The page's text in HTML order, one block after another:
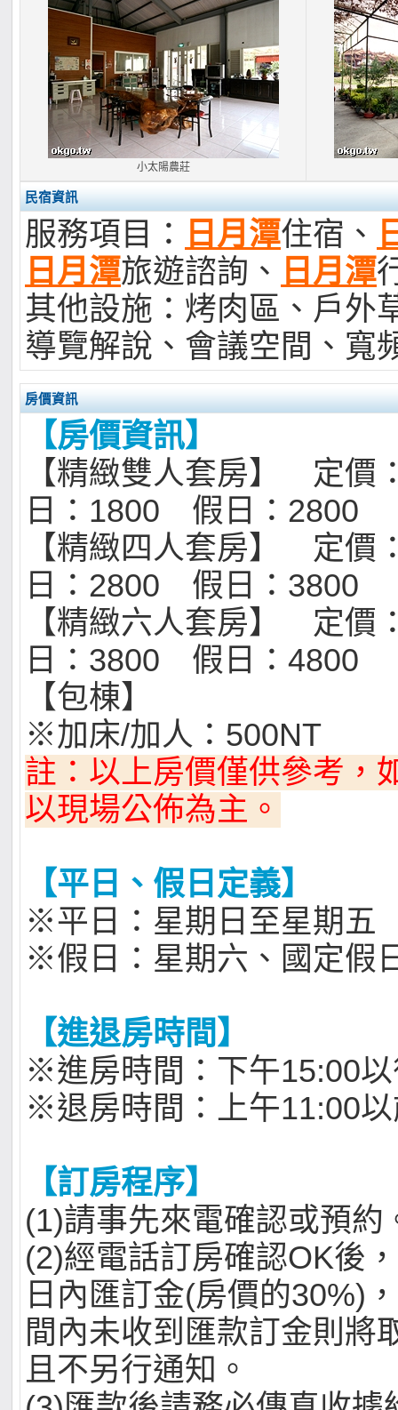
小太陽農莊
民宿資訊
服務項目： 日月潭住宿、
日月潭旅遊諮詢、 日月潭
其他設施：烤肉區、戶外
導覽解說、會議空間、寬
房價資訊
【房價資訊】
【精緻雙人套房】 定
日：1800 假日：2800
【精緻四人套房】 定
日：2800 假日：3800
【精緻六人套房】 定
日：3800 假日：4800
【包棟】
※加床/加人：500NT
註：以上房價僅供參考，
以現場公佈為主。
【平日、假日定義】
※平日：星期日至星期五
※假日：星期六、國定假
【進退房時間】
※進房時間：下午15:00
※退房時間：上午11:00
【訂房程序】
(1)請事先來電確認或預約
(2)經電話訂房確認OK後
日內匯訂金(房價的30%)
間內未收到匯款訂金則將
且不另行通知。